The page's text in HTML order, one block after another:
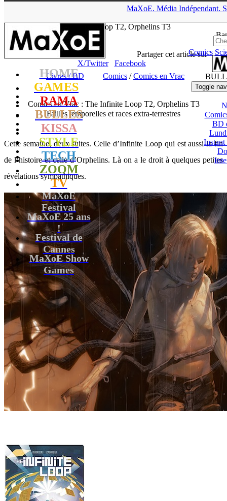
MaXoE. Média Indépendant.
HOME
GAMES
RAMA
BULLES
KISSA
STYLE
TECH
ZOOM
TV
MaXoE
Festival
MaXoE 25 ans
!
Festival de
Cannes
MaXoE Show
Games
Comics
Toggle
BD
Instant
The Infinite Loop T2, Orphelins T3
Partager cet article sur
X/Twitter
Facebook
Livres / BD
Comics /Comics en Vrac
Comics en Vrac : The Infinite Loop T2, Orphelins T3
Failles temporelles et races extra-terrestres
Cette semaine, deux suites. Celle d’Infinite Loop qui est aussi la fin
de l’histoire et celle d’Orphelins. Là on a le droit à quelques petites
révélations sympathiques.